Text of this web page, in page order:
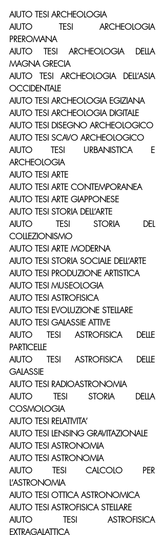
AIUTO TESI ARCHEOLOGIA
AIUTO TESI ARCHEOLOGIA
PREROMANA
AIUTO TESI ARCHEOLOGIA DELLA
MAGNA GRECIA
AIUTO TESI ARCHEOLOGIA DELL’ASIA
OCCIDENTALE
AIUTO TESI ARCHEOLOGIA EGIZIANA
AIUTO TESI ARCHEOLOGIA DIGITALE
AIUTO TESI DISEGNO ARCHEOLOGICO
AIUTO TESI SCAVO ARCHEOLOGICO
AIUTO TESI URBANISTICA E
ARCHEOLOGIA
AIUTO TESI ARTE
AIUTO TESI ARTE CONTEMPORANEA
AIUTO TESI ARTE GIAPPONESE
AIUTO TESI STORIA DELL’ARTE
AIUTO TESI STORIA DEL
COLLEZIONISMO
AIUTO TESI ARTE MODERNA
AIUTO TESI STORIA SOCIALE DELL’ARTE
AIUTO TESI PRODUZIONE ARTISTICA
AIUTO TESI MUSEOLOGIA
AIUTO TESI ASTROFISICA
AIUTO TESI EVOLUZIONE STELLARE
AIUTO TESI GALASSIE ATTIVE
AIUTO TESI ASTROFISICA DELLE
PARTICELLE
AIUTO TESI ASTROFISICA DELLE
GALASSIE
AIUTO TESI RADIOASTRONOMIA
AIUTO TESI STORIA DELLA
COSMOLOGIA
AIUTO TESI RELATIVITA’
AIUTO TESI LENSING GRAVITAZIONALE
AIUTO TESI ASTRONOMIA
AIUTO TESI ASTRONOMIA
AIUTO TESI CALCOLO PER
L’ASTRONOMIA
AIUTO TESI OTTICA ASTRONOMICA
AIUTO TESI ASTROFISICA STELLARE
AIUTO TESI ASTROFISICA
EXTRAGALATTICA